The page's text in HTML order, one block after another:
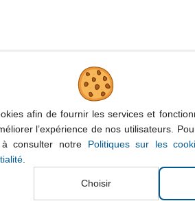
afin de fournir les services et
l’expérience de nos utilisateurs.
consulter notre Politiques sur les
Choisir